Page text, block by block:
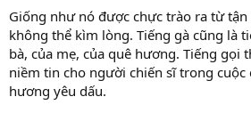
Giống như nó được chực trào ra từ
không thể kìm lòng. Tiếng gà cũng là
bà, của mẹ, của quê hương. Tiếng gọi
niềm tin cho người chiến sĩ trong cuộc
hương yêu dấu.